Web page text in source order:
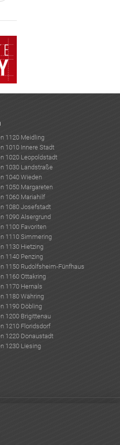
1120 Meidling
1010 Innere Stadt
1020 Leopoldstadt
1030 Landstraße
1040 Wieden
1050 Margareten
1060 Mariahilf
1080 Josefstadt
1090 Alsergrund
1100 Favoriten
1110 Simmering
1130 Hietzing
1140 Penzing
1150 Rudolfsheim-Fünfhaus
1160 Ottakring
1170 Hernals
1180 Währing
1190 Döbling
1200 Brigittenau
1210 Floridsdorf
1220 Donaustadt
1230 Liesing